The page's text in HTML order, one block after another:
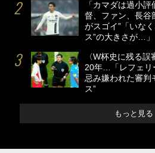
「カマダは過小
督、ファン、長谷
がスゴイ”「いな
ス”の大きさが…」
〈W杯史に残る
20年…「レフェリ
忌み嫌われた審判
ス”
もっと見る